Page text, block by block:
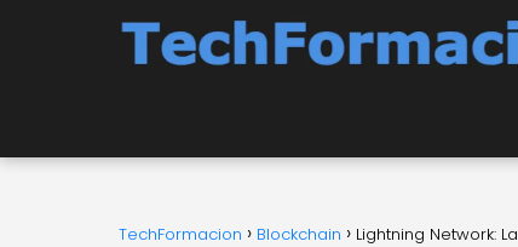
TechFormacion Blockchain Lightning Network: